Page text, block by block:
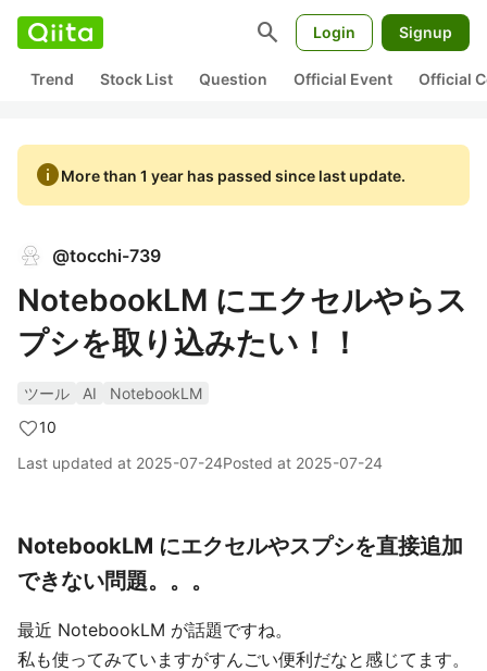
search Login Signup
Trend Stock List Question Official Event Official
infoMore than 1 year has passed since last update.
@tocchi-739
NotebookLM にエクセルやらス
プシを取り込みたい！！
ツール AI
NotebookLM
10
Last updated at 2025-07-24Posted at 2025-07-24
NotebookLM にエクセルやスプシを直接追加
できない問題。。。
最近 NotebookLM が話題ですね。
私も使ってみていますがすんごい便利だなと感じてます。